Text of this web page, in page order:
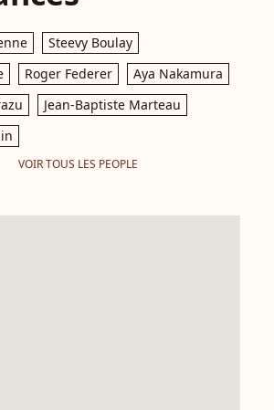
Steevy Boulay
Roger Federer
Aya Nakamura
Jean-Baptiste Marteau
VOIR TOUS LES PEOPLE